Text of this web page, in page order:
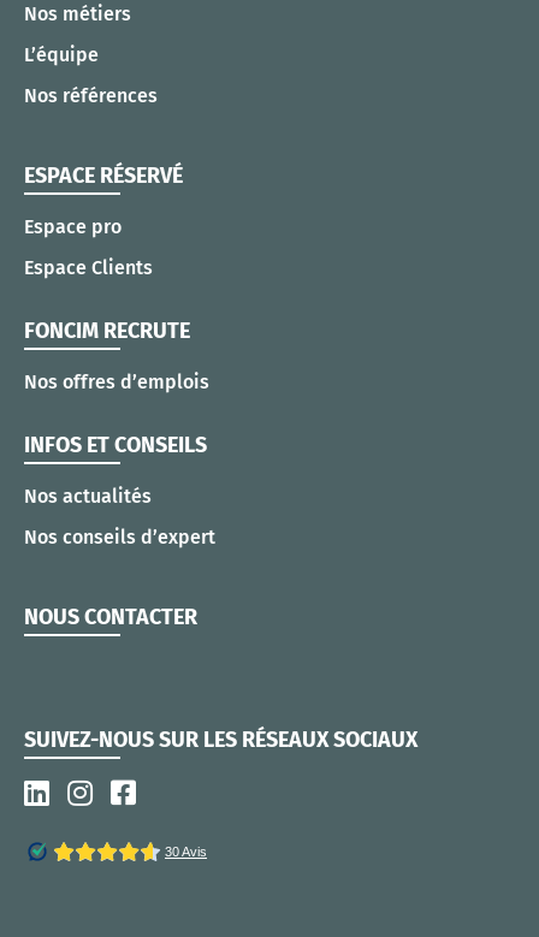
Nos métiers
L’équipe
Nos références
ESPACE RÉSERVÉ
Espace pro
Espace Clients
FONCIM RECRUTE
Nos offres d’emplois
INFOS ET CONSEILS
Nos actualités
Nos conseils d’expert
NOUS CONTACTER
SUIVEZ-NOUS SUR LES RÉSEAUX SOCIAUX